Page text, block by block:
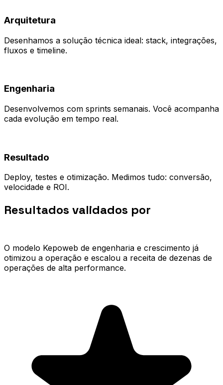
Arquitetura
Desenhamos a solução técnica ideal: stack, integrações,
fluxos e timeline.
Engenharia
Desenvolvemos com sprints semanais. Você acompanha
cada evolução em tempo real.
Resultado
Deploy, testes e otimização. Medimos tudo: conversão,
velocidade e ROI.
Resultados validados por
O modelo Kepoweb de engenharia e crescimento já
otimizou a operação e escalou a receita de dezenas de
operações de alta performance.